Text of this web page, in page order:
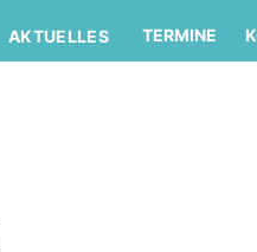
AKTUELLES TERMINE